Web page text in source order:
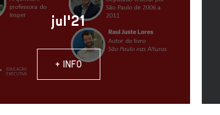
jul'21
+ INFO